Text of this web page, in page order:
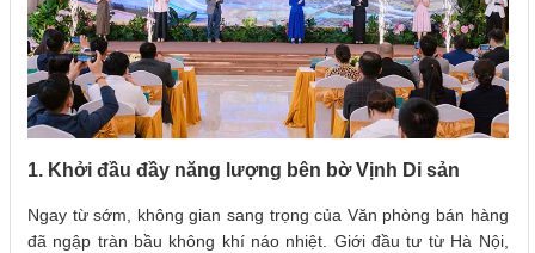
1. Khởi đầu đầy năng lượng bên bờ Vịnh Di sản
Ngay từ sớm, không gian sang trọng của Văn phòng bán hàng
đã ngập tràn bầu không khí náo nhiệt. Giới đầu tư từ Hà Nội,